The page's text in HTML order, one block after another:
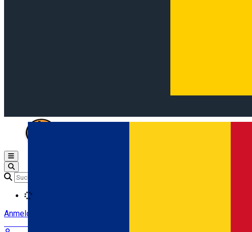
Open main menu
Anmeldung